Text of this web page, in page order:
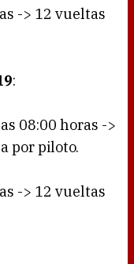
-> 12 vueltas
:
08:00 horas ->
por piloto.
-> 12 vueltas